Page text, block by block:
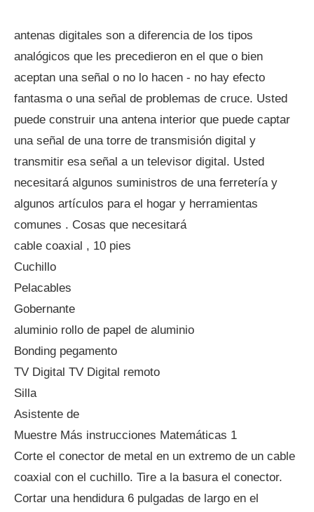
antenas digitales son a diferencia de los tipos
analógicos que les precedieron en el que o bien
aceptan una señal o no lo hacen - no hay efecto
fantasma o una señal de problemas de cruce. Usted
puede construir una antena interior que puede captar
una señal de una torre de transmisión digital y
transmitir esa señal a un televisor digital. Usted
necesitará algunos suministros de una ferretería y
algunos artículos para el hogar y herramientas
comunes . Cosas que necesitará
cable coaxial , 10 pies
Cuchillo
Pelacables
Gobernante
aluminio rollo de papel de aluminio
Bonding pegamento
TV Digital TV Digital remoto
Silla
Asistente de
Muestre Más instrucciones Matemáticas 1
Corte el conector de metal en un extremo de un cable
coaxial con el cuchillo. Tire a la basura el conector.
Cortar una hendidura 6 pulgadas de largo en el